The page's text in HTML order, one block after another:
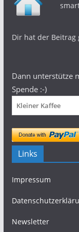
Dir hat der Beitrag
Dann unterstütze
Spende :-)
Links
Impressum
Newsletter